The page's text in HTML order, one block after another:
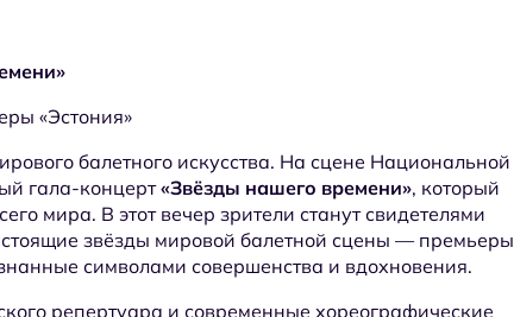
«Эстония»
балетного искусства. На сцене Национальной
гала-концерт«Звёзды нашего времени», который
мира. В этот вечер зрители станут свидетелями
звёзды мировой балетной сцены — премьеры
символами совершенства и вдохновения.
репертуара и современные хореографические